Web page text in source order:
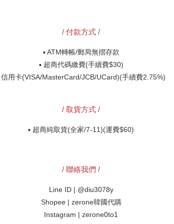
/ 付款方式 /
▪️ ATM轉帳/郵局無摺存款
▪️ 超商代碼繳費(手續費$30)
信用卡(VISA/MasterCard/JCB/UCard)(手續費2.75%)
/ 取貨方式 /
▪️ 超商純取貨(全家/7-11)(運費$60)
/ 聯絡我們 /
Line ID | @diu3078y
Shopee | zerone韓國代購
Instagram | zerone0to1